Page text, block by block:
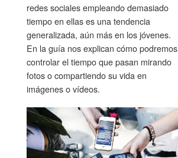
redes sociales empleando demasiado
tiempo en ellas es una tendencia
generalizada, aún más en los jóvenes.
En la guía nos explican cómo podremos
controlar el tiempo que pasan mirando
fotos o compartiendo su vida en
imágenes o vídeos.